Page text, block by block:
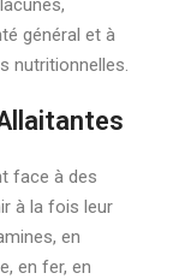
général et à
nutritionnelles.
face à des
à la fois leur
en
en fer, en